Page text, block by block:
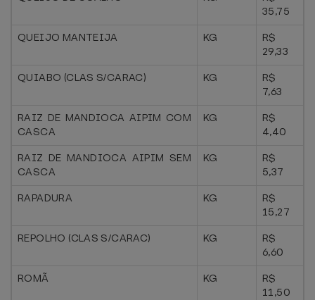
35,75
QUEIJO MANTEIJA
KG
R$
29,33
QUIABO (CLAS S/CARAC)
KG
R$
7,63
RAIZ DE MANDIOCA AIPIM COM
CASCA
KG
R$
4,40
RAIZ DE MANDIOCA AIPIM SEM
CASCA
KG
R$
5,37
RAPADURA
KG
R$
15,27
REPOLHO (CLAS S/CARAC)
KG
R$
6,60
ROMÃ
KG
R$
11,50